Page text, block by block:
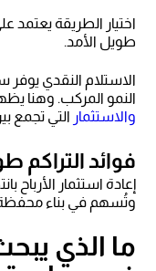
اختيار الطريقة
طويل الأمد.
الاستلام النقدي يوفر
النمو المركب. وهنا
والاستثمار التي تجمع
فوائد التراكم
إعادة استثمار الأرباح
وتُسهم في بناء محفظة
ما الذي